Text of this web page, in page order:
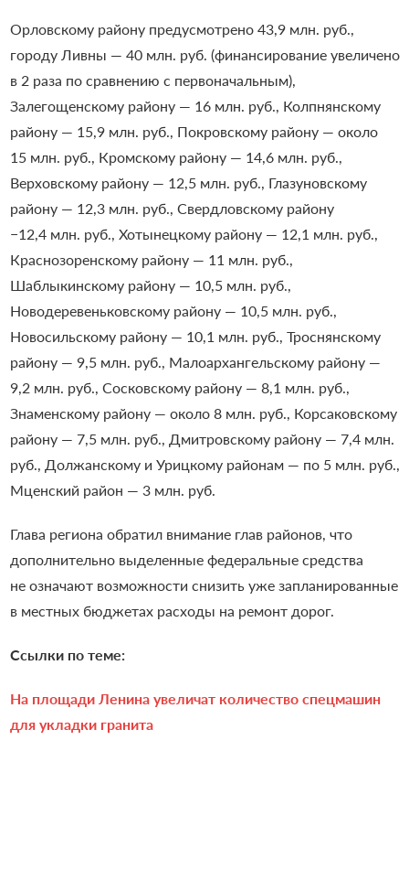
Орловскому району предусмотрено 43,9 млн. руб.,
городу Ливны — 40 млн. руб. (финансирование увеличено
в 2 раза по сравнению с первоначальным),
Залегощенскому району — 16 млн. руб., Колпнянскому
району — 15,9 млн. руб., Покровскому району — около
15 млн. руб., Кромскому району — 14,6 млн. руб.,
Верховскому району — 12,5 млн. руб., Глазуновскому
району — 12,3 млн. руб., Свердловскому району
−12,4 млн. руб., Хотынецкому району — 12,1 млн. руб.,
Краснозоренскому району — 11 млн. руб.,
Шаблыкинскому району — 10,5 млн. руб.,
Новодеревеньковскому району — 10,5 млн. руб.,
Новосильскому району — 10,1 млн. руб., Троснянскому
району — 9,5 млн. руб., Малоархангельскому району —
9,2 млн. руб., Сосковскому району — 8,1 млн. руб.,
Знаменскому району — около 8 млн. руб., Корсаковскому
району — 7,5 млн. руб., Дмитровскому району — 7,4 млн.
руб., Должанскому и Урицкому районам — по 5 млн. руб.,
Мценский район — 3 млн. руб.
Глава региона обратил внимание глав районов, что
дополнительно выделенные федеральные средства
не означают возможности снизить уже запланированные
в местных бюджетах расходы на ремонт дорог.
Ссылки по теме:
На площади Ленина увеличат количество спецмашин
для укладки гранита